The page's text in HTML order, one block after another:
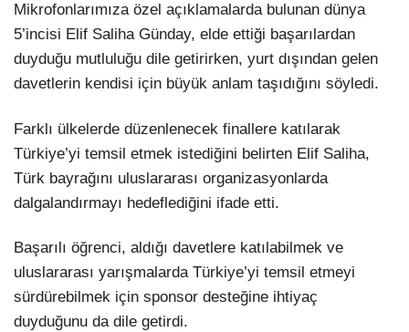
Mikrofonlarımıza özel açıklamalarda bulunan dünya
5’incisi Elif Saliha Günday, elde ettiği başarılardan
duyduğu mutluluğu dile getirirken, yurt dışından gelen
davetlerin kendisi için büyük anlam taşıdığını söyledi.
Farklı ülkelerde düzenlenecek finallere katılarak
Türkiye’yi temsil etmek istediğini belirten Elif Saliha,
Türk bayrağını uluslararası organizasyonlarda
dalgalandırmayı hedeflediğini ifade etti.
Başarılı öğrenci, aldığı davetlere katılabilmek ve
uluslararası yarışmalarda Türkiye’yi temsil etmeyi
sürdürebilmek için sponsor desteğine ihtiyaç
duyduğunu da dile getirdi.